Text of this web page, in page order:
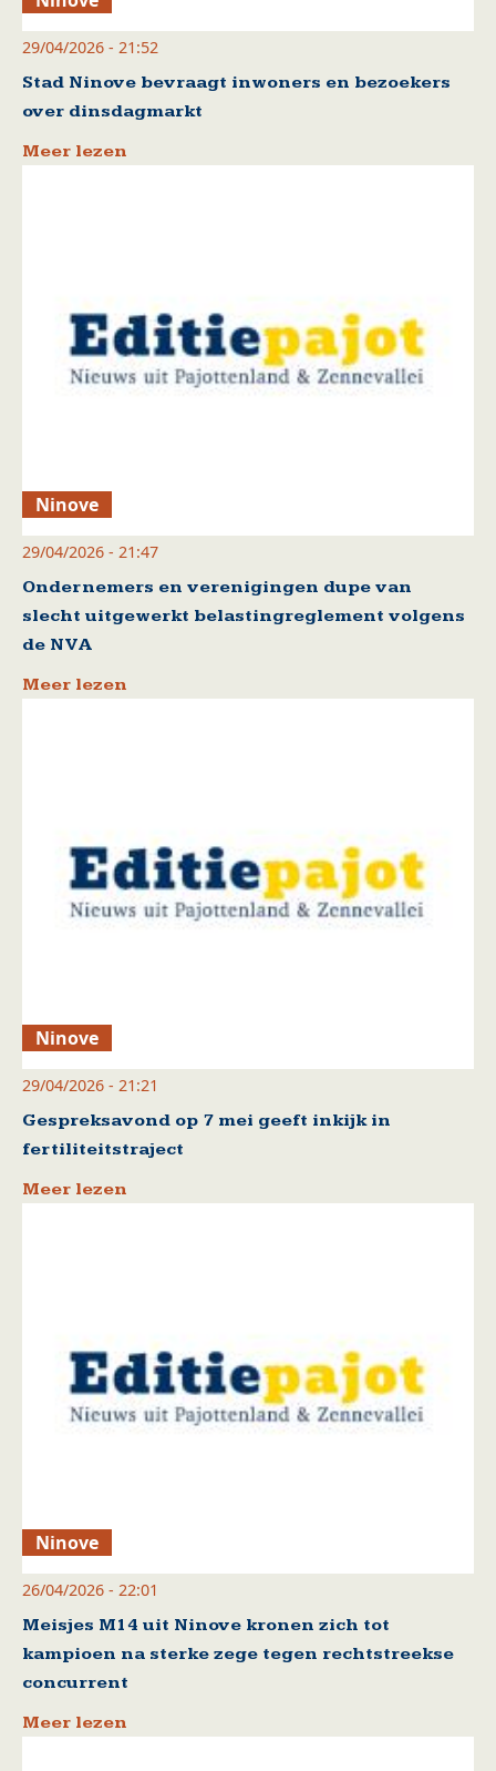
29/04/2026 - 21:52
Stad Ninove bevraagt inwoners en bezoekers
over dinsdagmarkt
Meer lezen
Ninove
29/04/2026 - 21:47
Ondernemers en verenigingen dupe van
slecht uitgewerkt belastingreglement volgens
de NVA
Meer lezen
Ninove
29/04/2026 - 21:21
Gespreksavond op 7 mei geeft inkijk in
fertiliteitstraject
Meer lezen
Ninove
26/04/2026 - 22:01
Meisjes M14 uit Ninove kronen zich tot
kampioen na sterke zege tegen rechtstreekse
concurrent
Meer lezen